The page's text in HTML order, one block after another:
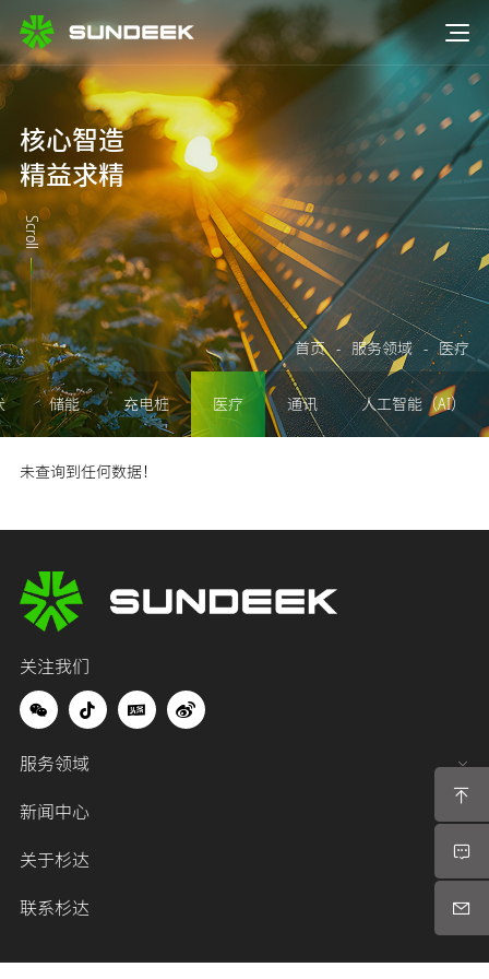
核心智造
精益求精
Scroll
首页 - 服务领域 - 医疗
储能 充电桩 医疗 通讯 人工智能（AI）
未查询到任何数据！
关注我们
服务领域
新闻中心
关于杉达
联系杉达